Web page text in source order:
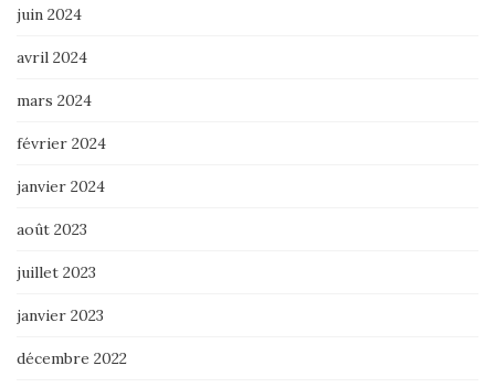
juin 2024
avril 2024
mars 2024
février 2024
janvier 2024
août 2023
juillet 2023
janvier 2023
décembre 2022